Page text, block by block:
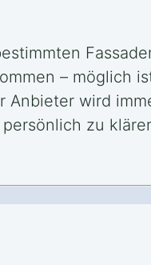
– möglich
Anbieter wird
zu